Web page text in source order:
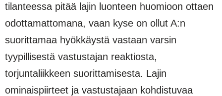
tilanteessa pitää lajin luonteen huomioon ottaen
odottamattomana, vaan kyse on ollut A:n
suorittamaa hyökkäystä vastaan varsin
tyypillisestä vastustajan reaktiosta,
torjuntaliikkeen suorittamisesta. Lajin
ominaispiirteet ja vastustajaan kohdistuvaa